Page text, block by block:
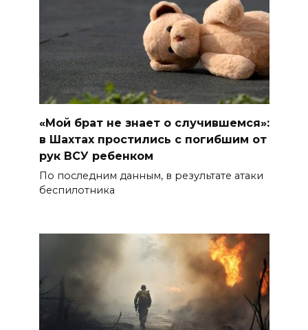
«Мой брат не знает о случившемся»:
в Шахтах простились с погибшим от
рук ВСУ ребенком
По последним данным, в результате атаки
беспилотника